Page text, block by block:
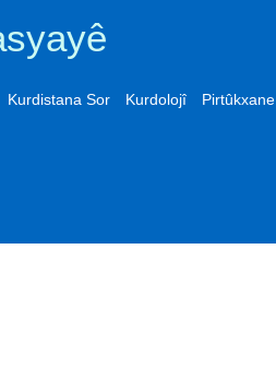
Kurdistana Sor Kurdolojî Pirtûkxane